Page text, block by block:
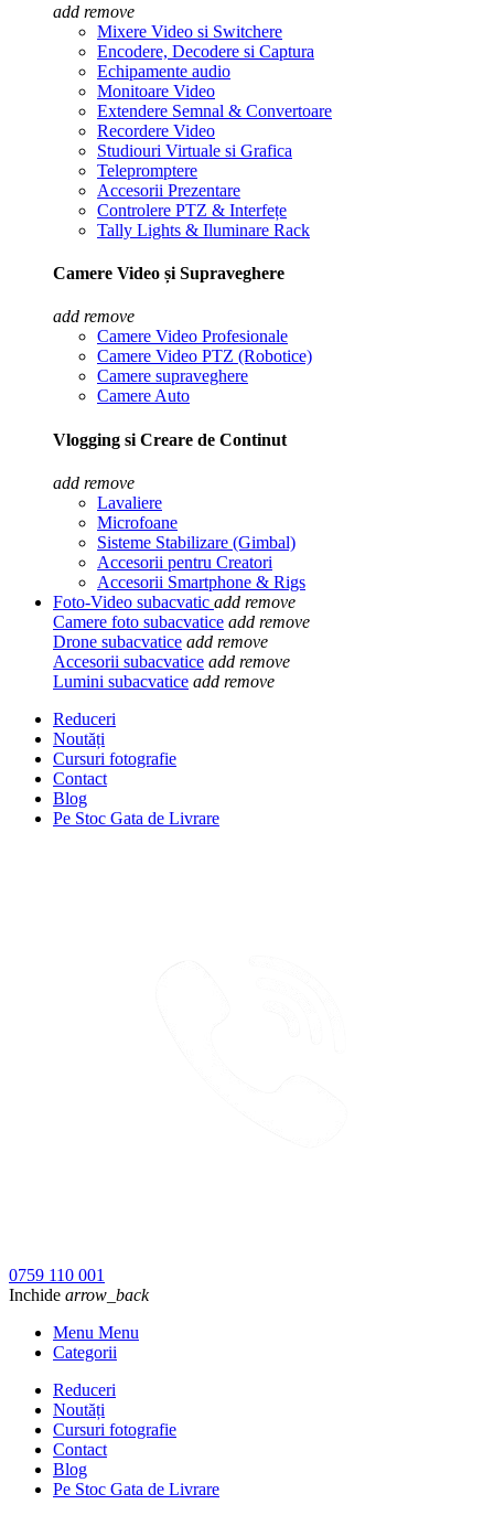
add remove
Mixere Video si Switchere
Encodere, Decodere si Captura
Echipamente audio
Monitoare Video
Extendere Semnal & Convertoare
Recordere Video
Studiouri Virtuale si Grafica
Telepromptere
Accesorii Prezentare
Controlere PTZ & Interfețe
Tally Lights & Iluminare Rack
Camere Video și Supraveghere
add remove
Camere Video Profesionale
Camere Video PTZ (Robotice)
Camere supraveghere
Camere Auto
Vlogging si Creare de Continut
add remove
Lavaliere
Microfoane
Sisteme Stabilizare (Gimbal)
Accesorii pentru Creatori
Accesorii Smartphone & Rigs
Foto-Video subacvatic add remove
Camere foto subacvatice add remove
Drone subacvatice add remove
Accesorii subacvatice add remove
Lumini subacvatice add remove
Reduceri
Noutăți
Cursuri fotografie
Contact
Blog
Pe Stoc Gata de Livrare
0759 110 001
Inchide arrow_back
Menu Menu
Categorii
Reduceri
Noutăți
Cursuri fotografie
Contact
Blog
Pe Stoc Gata de Livrare